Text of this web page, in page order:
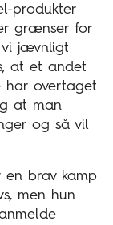
produkter
grænser for
vi jævnligt
at et andet
har overtaget
at man
og så vil
en brav kamp
men hun